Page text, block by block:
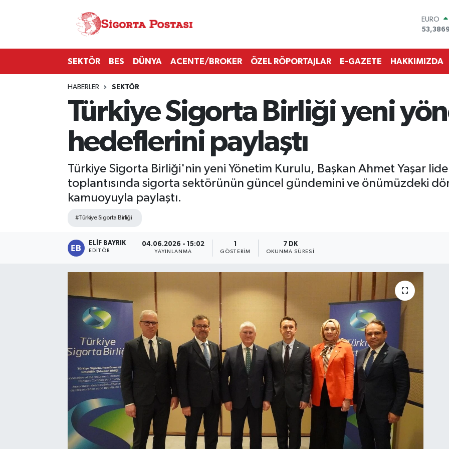
STERLİN
BİST100
DOLAR
EURO
SEKTÖR BES DÜNYA ACENTE/BROKER ÖZEL RÖPORTAJLAR E-GAZETE HAKKIMIZDA
HABERLER SEKTÖR
Türkiye Sigorta Birliği yeni
hedeflerini paylaştı
Türkiye Sigorta Birliği'nin yeni Yönetim Kurulu, Başkan Ahmet Yaşar
toplantısında sigorta sektörünün güncel gündemini ve önümüzdeki
kamuoyuyla paylaştı.
#Türkiye Sigorta Birliği
ELIF BAYRIK
EDITÖR
04.06.2026 - 15:02
YAYINLANMA GÖSTERIM
7 DK
OKUNMA SÜRESI
Nöbetçi Eczaneler
Hava Durumu
Namaz Vakitleri
Trafik Durumu
Süper Lig Puan Durumu ve Fikstür
Tüm Manşetler
Son Dakika Haberleri
Haber Arşivi